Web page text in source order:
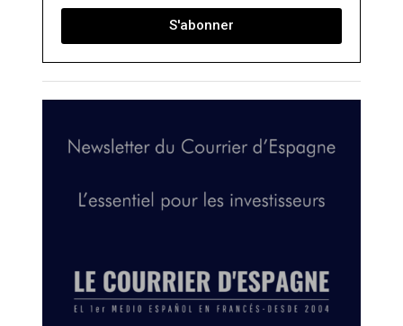
S'abonner